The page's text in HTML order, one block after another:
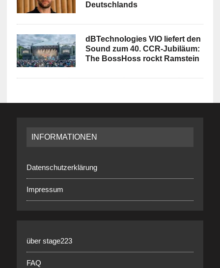
Deutschlands
dBTechnologies VIO liefert den
Sound zum 40. CCR-Jubiläum:
The BossHoss rockt Ramstein
INFORMATIONEN
Datenschutzerklärung
Impressum
über stage223
FAQ